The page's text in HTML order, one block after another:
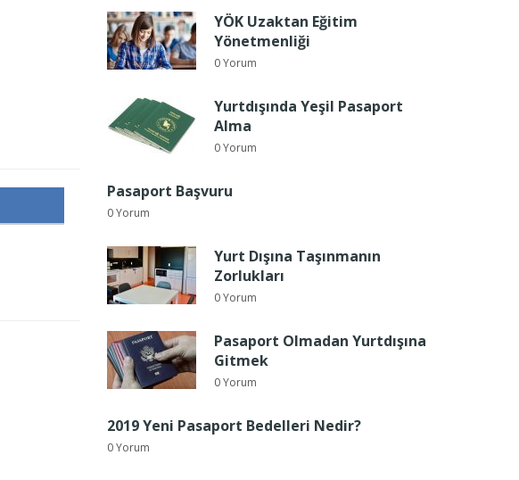
YÖK Uzaktan Eğitim
Yönetmenliği
0 Yorum
Yurtdışında Yeşil Pasaport
Alma
0 Yorum
Pasaport Başvuru
0 Yorum
Yurt Dışına Taşınmanın
Zorlukları
0 Yorum
Pasaport Olmadan Yurtdışına
Gitmek
0 Yorum
2019 Yeni Pasaport Bedelleri Nedir?
0 Yorum